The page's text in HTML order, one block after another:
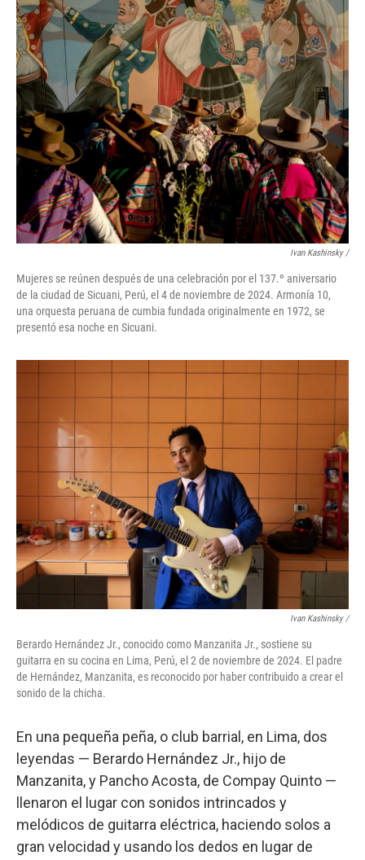
Ivan Kashinsky/
Mujeres se reúnen después de una celebración por el 137.º aniversario
de la ciudad de Sicuani, Perú, el 4 de noviembre de 2024. Armonía 10,
una orquesta peruana de cumbia fundada originalmente en 1972, se
presentó esa noche en Sicuani.
Ivan Kashinsky/
Berardo Hernández Jr., conocido como Manzanita Jr., sostiene su
guitarra en su cocina en Lima, Perú, el 2 de noviembre de 2024. El padre
de Hernández, Manzanita, es reconocido por haber contribuido a crear el
sonido de la chicha.
En una pequeña peña, o club barrial, en Lima, dos
leyendas — Berardo Hernández Jr., hijo de
Manzanita, y Pancho Acosta, de Compay Quinto —
llenaron el lugar con sonidos intrincados y
melódicos de guitarra eléctrica, haciendo solos a
gran velocidad y usando los dedos en lugar de